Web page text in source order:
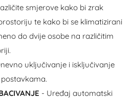
smjerove kako bi zrak
te kako bi se klimatizirani
do dvije osobe na različitim
uključivanje i isključivanje
- Uređaj automatski